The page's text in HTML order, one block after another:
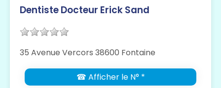
Dentiste Docteur Erick Sand
35 Avenue Vercors 38600 Fontaine
☎ Afficher le N° *